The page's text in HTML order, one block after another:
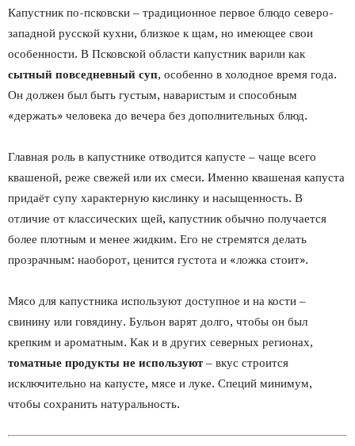
Капустник по-псковски – традиционное первое блюдо северо-
западной русской кухни, близкое к щам, но имеющее свои
особенности. В Псковской области капустник варили как
сытный повседневный суп, особенно в холодное время года.
Он должен был быть густым, наваристым и способным
«держать» человека до вечера без дополнительных блюд.
Главная роль в капустнике отводится капусте – чаще всего
квашеной, реже свежей или их смеси. Именно квашеная капуста
придаёт супу характерную кислинку и насыщенность. В
отличие от классических щей, капустник обычно получается
более плотным и менее жидким. Его не стремятся делать
прозрачным: наоборот, ценится густота и «ложка стоит».
Мясо для капустника используют доступное и на кости –
свинину или говядину. Бульон варят долго, чтобы он был
крепким и ароматным. Как и в других северных регионах,
томатные продукты не используют– вкус строится
исключительно на капусте, мясе и луке. Специй минимум,
чтобы сохранить натуральность.